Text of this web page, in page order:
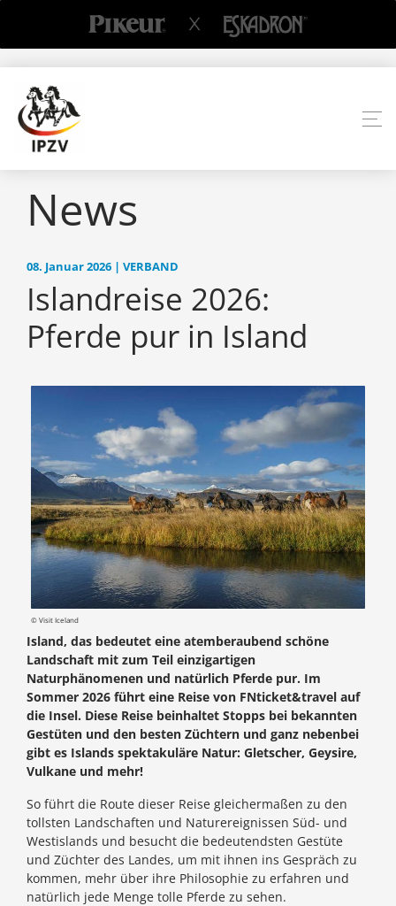
News
08. Januar 2026 | VERBAND
Islandreise 2026:
Pferde pur in Island
© Visit Iceland
Island, das bedeutet eine atemberaubend schöne
Landschaft mit zum Teil einzigartigen
Naturphänomenen und natürlich Pferde pur. Im
Sommer 2026 führt eine Reise von FNticket&travel auf
die Insel. Diese Reise beinhaltet Stopps bei bekannten
Gestüten und den besten Züchtern und ganz nebenbei
gibt es Islands spektakuläre Natur: Gletscher, Geysire,
Vulkane und mehr!
So führt die Route dieser Reise gleichermaßen zu den
tollsten Landschaften und Naturereignissen Süd- und
Westislands und besucht die bedeutendsten Gestüte
und Züchter des Landes, um mit ihnen ins Gespräch zu
kommen, mehr über ihre Philosophie zu erfahren und
natürlich jede Menge tolle Pferde zu sehen.